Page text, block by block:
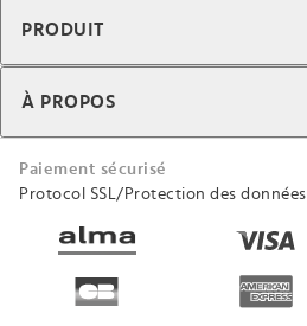
PRODUIT
À PROPOS
Paiement sécurisé
Protocol SSL/Protection des données